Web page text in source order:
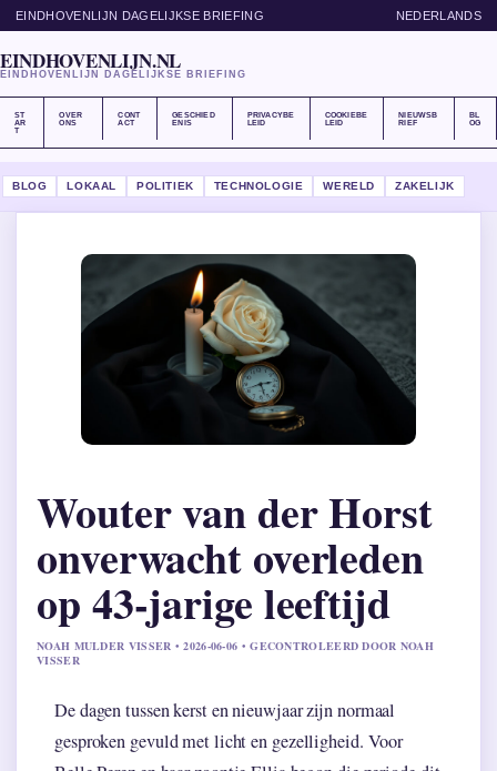
EINDHOVENLIJN DAGELIJKSE BRIEFING NEDERLANDS
EINDHOVENLIJN.NL
EINDHOVENLIJN DAGELIJKSE BRIEFING
ST
AR
T
OVER
ONS
CONT
ACT
GESCHIED
ENIS
PRIVACYBE
LEID
COOKIEBE
LEID
NIEUWSB
RIEF
BL
OG
BLOG LOKAAL POLITIEK TECHNOLOGIE WERELD ZAKELIJK
Wouter van der Horst
onverwacht overleden
op 43-jarige leeftijd
NOAH MULDER VISSER • 2026-06-06 • GECONTROLEERD DOOR NOAH
VISSER
De dagen tussen kerst en nieuwjaar zijn normaal
gesproken gevuld met licht en gezelligheid. Voor